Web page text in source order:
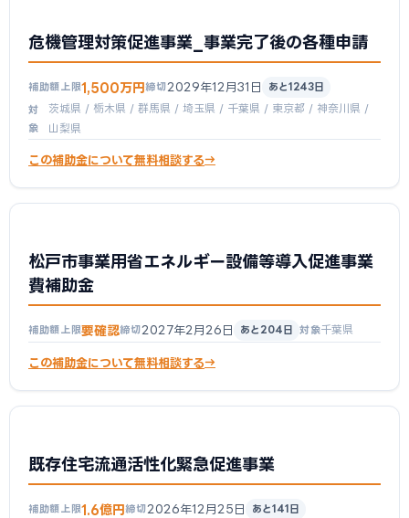
危機管理対策促進事業_事業完了後の各種申請
補助額上限1,500万円締切 2029年12月31日 あと1243日
対
象
茨城県 / 栃木県 / 群馬県 / 埼玉県 / 千葉県 / 東京都 / 神奈川県 /
山梨県
この補助金について無料相談する
松戸市事業用省エネルギー設備等導入促進事業
費補助金
補助額上限要確認締切 2027年2月26日 あと204日 対象千葉県
この補助金について無料相談する
既存住宅流通活性化緊急促進事業
補助額上限1.6億円締切 2026年12月25日 あと141日